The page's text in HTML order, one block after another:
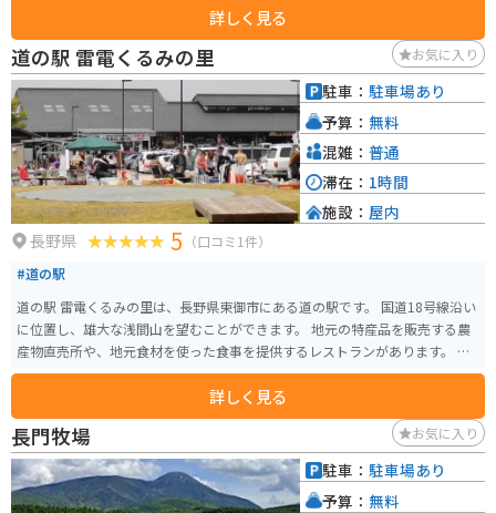
容量のデータ受信や深宇宙探査機の高精度追尾が可能です。 美笹深宇宙探査
用地上局自体では通常見学を受け付けておらず、公開施設はありません。し
かし、期間限定で一般公開されることがあるので、気になる方は公式サイト
を確認してください。同じくJAXAが運営する臼田宇宙空間観測所には見学施
設がありますので、宇宙に関心のある方はそちらを訪れることをオススメし
ます。 また、冬季（11月下旬から6月上旬）は蓼科スカイラインが通行止め
となるため、この期間に訪れる際は佐久市役所にて道路通行許可の申請と許
可を得る必要があります。宇宙探査の最前線を垣間見ることができる貴重な
機会ですので、興味のある方はぜひ訪れてみてください。
詳しく見る
道の駅 雷電くるみの里 お気に入り
長野県 5 （口コミ1件）
#道の駅
道の駅 雷電くるみの里は、長野県東御市にある道の駅です。 国道18号線沿い
に位置し、雄大な浅間山を望むことができます。 地元の特産品を販売する農
産物直売所や、地元食材を使った食事を提供するレストランがあります。 特
に、くるみを使った商品は人気があり、お土産にも最適です。 バイクでのツ
ーリングにも最適な場所で、駐車場も広々としています。 浅間山麓の景観を
楽しみながら、地元の美味しいものを堪能できる道の駅です。
詳しく見る
駐車： 駐車場あり
予算： 無料
混雑： 普通
滞在： 1時間
施設： 屋内
長門牧場 お気に入り
駐車： 駐車場あり
予算： 無料